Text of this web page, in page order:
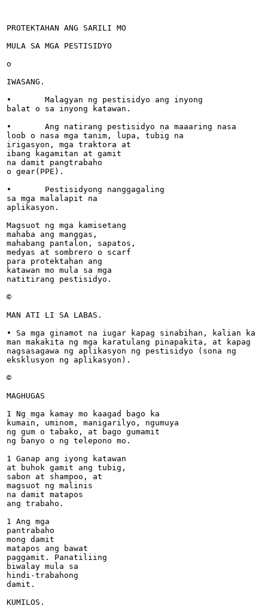
PROTEKTAHAN ANG SARILI MO
MULA SA MGA PESTISIDYO
o
IWASANG.
•	Malagyan ng pestisidyo ang inyong
balat o sa inyong katawan.
•	Ang natirang pestisidyo na maaaring nasa
loob o nasa mga tanim, lupa, tubig na
irigasyon, mga traktora at
ibang kagamitan at gamit
na damit pangtrabaho
o gear(PPE).
•	Pestisidyong nanggagaling
sa mga malalapit na
aplikasyon.
Magsuot ng mga kamisetang
mahaba ang manggas,
mahabang pantalon, sapatos,
medyas at sombrero o scarf
para protektahan ang
katawan mo mula sa mga
natitirang pestisidyo.
©
MAN ATI LI SA LABAS.
• Sa mga ginamot na iugar kapag sinabihan, kalian ka
man makakita ng mga karatulang pinapakita, at kapag
nagsasagawa ng aplikasyon ng pestisidyo (sona ng
eksklusyon ng aplikasyon).
©
MAGHUGAS
1 Ng mga kamay mo kaagad bago ka
kumain, uminom, manigarilyo, ngumuya
ng gum o tabako, at bago gumamit
ng banyo o ng telepono mo.
1 Ganap ang iyong katawan
at buhok gamit ang tubig,
sabon at shampoo, at
magsuot ng malinis
na damit matapos
ang trabaho.
1 Ang mga
pantrabaho
mong damit
matapos ang bawat
paggamit. Panatiliing
biwalay mula sa
hindi-trabahong
damit.
KUMILOS.